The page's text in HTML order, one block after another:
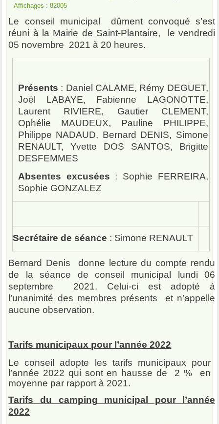
Affichages : 82005
Le conseil municipal dûment convoqué s’est
réuni à la Mairie de Saint-Plantaire, le vendredi
05 novembre 2021 à 20 heures.
Présents : Daniel CALAME, Rémy DEGUET,
Joël LABAYE, Fabienne LAGONOTTE,
Laurent RIVIERE, Gautier CLEMENT,
Ophélie MAUDEUX, Pauline PHILIPPE,
Philippe NADAUD, Bernard DENIS, Simone
RENAULT, Yvette DOS SANTOS, Brigitte
DESFEMMES
Absentes excusées : Sophie FERREIRA,
Sophie GONZALEZ
Secrétaire de séance : Simone RENAULT
Bernard Denis donne lecture du compte rendu
de la séance de conseil municipal lundi 06
septembre 2021. Celui-ci est adopté à
l’unanimité des membres présents et n’appelle
aucune observation.
Tarifs municipaux pour l’année 2022
Le conseil adopte les tarifs municipaux pour
l’année 2022 qui sont en hausse de 2 % en
moyenne par rapport à 2021.
Tarifs du camping municipal pour l’année
2022